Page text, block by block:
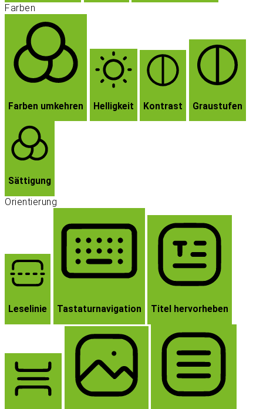
Farben
Farben umkehren Helligkeit Kontrast Graustufen
Sättigung
Orientierung
Leselinie Tastaturnavigation Titel hervorheben